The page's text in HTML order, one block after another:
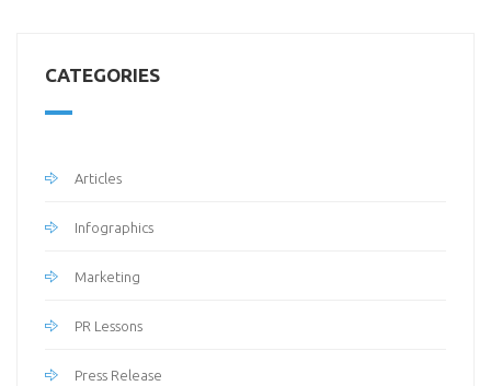
CATEGORIES
Articles
Infographics
Marketing
PR Lessons
Press Release